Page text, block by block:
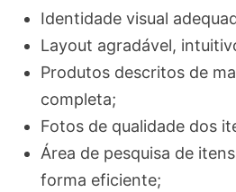
Identidade visual
Layout agradável,
Produtos descritos de
completa;
Fotos de qualidade dos
Área de pesquisa de
forma eficiente;